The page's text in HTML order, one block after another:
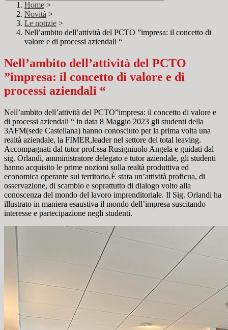
Home >
Novità >
Le notizie >
Nell’ambito dell’attività del PCTO ”impresa: il concetto di
valore e di processi aziendali “
Nell’ambito dell’attività del PCTO
”impresa: il concetto di valore e di
processi aziendali “
Nell’ambito dell’attività del PCTO”impresa: il concetto di valore e
di processi aziendali “ in data 8 Maggio 2023 gli studenti della
3AFM(sede Castellana) hanno conosciuto per la prima volta una
realtà aziendale, la FIMER,leader nel settore del total leaving.
Accompagnati dal tutor prof.ssa Rusigniuolo Angela e guidati dal
sig. Orlandi, amministratore delegato e tutor aziendale, gli studenti
hanno acquisito le prime nozioni sulla realtà produttiva ed
economica operante sul territorio.È stata un’attività proficua, di
osservazione, di scambio e soprattutto di dialogo volto alla
conoscenza del mondo del lavoro imprenditoriale. Il Sig. Orlandi ha
illustrato in maniera esaustiva il mondo dell’impresa suscitando
interesse e partecipazione negli studenti.